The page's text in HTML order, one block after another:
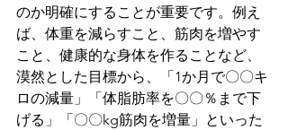
のか明確にすることが重要です。例え
ば、体重を減らすこと、筋肉を増やす
こと、健康的な身体を作ることなど、
漠然とした目標から、「1か月で〇〇キ
ロの減量」「体脂肪率を〇〇％まで下
げる」「〇〇kg筋肉を増量」といった